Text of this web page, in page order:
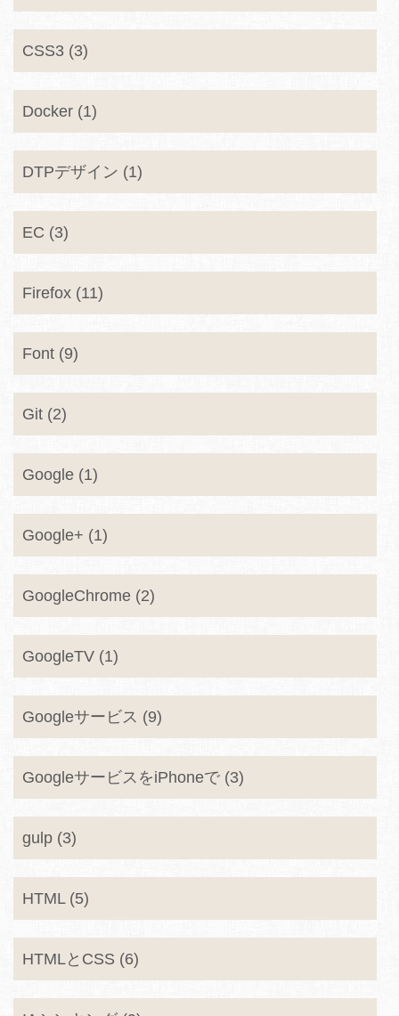
CSS3 (3)
Docker (1)
DTPデザイン (1)
EC (3)
Firefox (11)
Font (9)
Git (2)
Google (1)
Google+ (1)
GoogleChrome (2)
GoogleTV (1)
Googleサービス (9)
GoogleサービスをiPhoneで (3)
gulp (3)
HTML (5)
HTMLとCSS (6)